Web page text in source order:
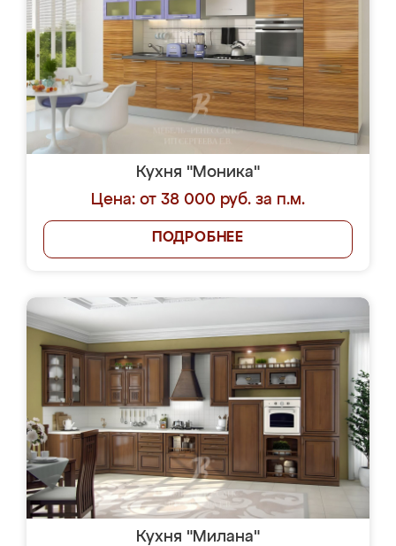
Кухня "Моника"
Цена: от 38 000 руб. за п.м.
ПОДРОБНЕЕ
Кухня "Милана"